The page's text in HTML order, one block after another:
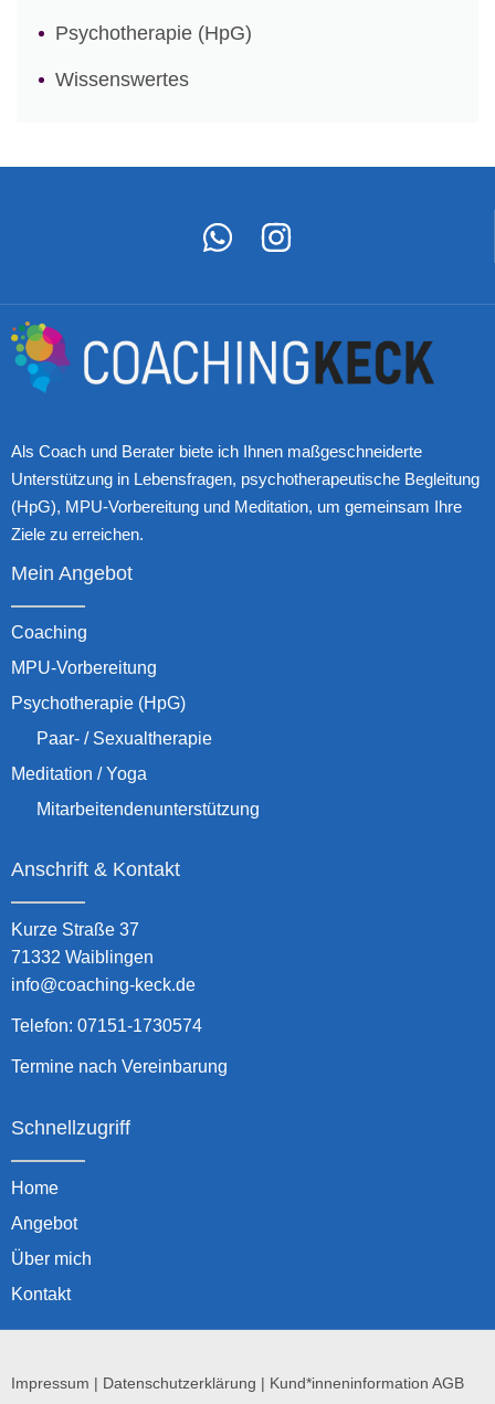
Psychotherapie (HpG)
Wissenswertes
Als Coach und Berater biete ich Ihnen maßgeschneiderte
Unterstützung in Lebensfragen, psychotherapeutische Begleitung
(HpG), MPU-Vorbereitung und Meditation, um gemeinsam Ihre
Ziele zu erreichen.
Mein Angebot
Coaching
MPU-Vorbereitung
Psychotherapie (HpG)
Paar- / Sexualtherapie
Meditation / Yoga
Mitarbeitendenunterstützung
Anschrift & Kontakt
Kurze Straße 37
71332 Waiblingen
info@coaching-keck.de
Telefon: 07151-1730574
Termine nach Vereinbarung
Schnellzugriff
Home
Angebot
Über mich
Kontakt
Impressum | Datenschutzerklärung | Kund*inneninformation AGB